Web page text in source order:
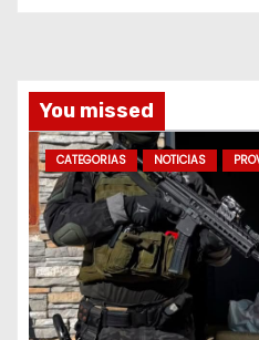
s
You missed
CATEGORIAS NOTICIAS